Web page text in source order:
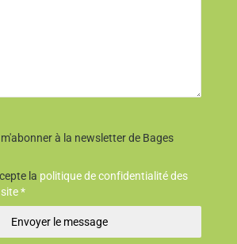
à la newsletter de Bages
la politique de confidentialité des
*
Envoyer le message